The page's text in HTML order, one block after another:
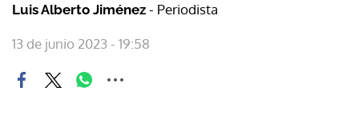
Luis Alberto Jiménez - Periodista
13 de junio 2023 - 19:58